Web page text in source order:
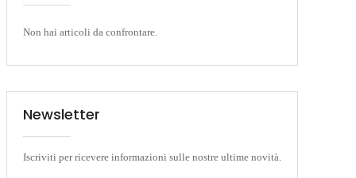
Non hai articoli da confrontare.
Newsletter
Iscriviti per ricevere informazioni sulle nostre ultime novità.